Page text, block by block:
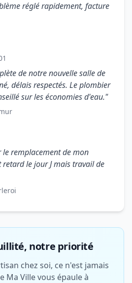
réglé rapidement, facture
de notre nouvelle salle de
délais respectés. Le plombier
sur les économies d'eau."
le remplacement de mon
retard le jour J mais travail de
notre priorité
chez soi, ce n'est jamais
Ma Ville vous épaule à